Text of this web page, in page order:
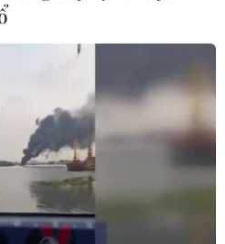
dụng tế
bệnh, làm
nhân
0 đồng' ở An